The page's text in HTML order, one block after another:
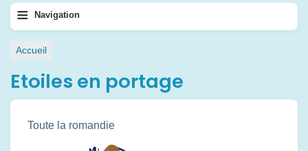
Navigation
principale
≡ Navigation
Fil
d'Ariane
Accueil
Etoiles en portage
Toute la romandie